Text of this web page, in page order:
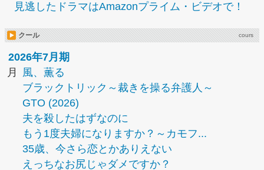
見逃したドラマはAmazonプライム・ビデオで！
クール cours
2026年7月期
月
風、薫る
ブラックトリック～裁きを操る弁護人～
GTO (2026)
夫を殺したはずなのに
もう1度夫婦になりますか？～カモフ...
35歳、今さら恋とかありえない
えっちなお尻じゃダメですか？